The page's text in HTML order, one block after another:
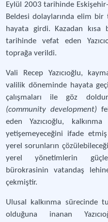
Eylül 2003 tarihinde
Beldesi dolaylarında elim bir
hayata girdi. Kazadan
tarihinde vefat eden
toprağa verildi.
Vali Recep Yazıcıoğlu,
valilik döneminde hayata
çalışmaları ile göz
(community development)
eden Yazıcıoğlu,
yetişemeyeceğini ifade
yerel sorunların
yerel yönetimlerin
bürokrasinin vatandaş
çekmiştir.
Ulusal kalkınma sürecinde
olduğuna inanan